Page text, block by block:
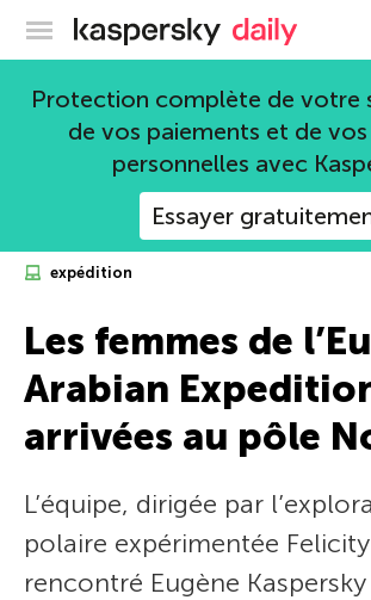
Blog officiel de
Protection complète de votre
de vos paiements et de
personnelles avec
Essayer
expédition
Les femmes de
Arabian
arrivées au pôle
L’équipe, dirigée par
polaire expérimentée
rencontré Eugène